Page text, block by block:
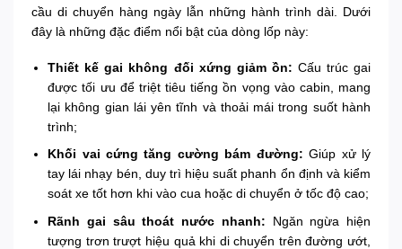
cầu di chuyển hàng ngày lẫn những hành trình dài. Dưới
đây là những đặc điểm nổi bật của dòng lốp này:
Thiết kế gai không đối xứng giảm ồn: Cấu trúc gai
được tối ưu để triệt tiêu tiếng ồn vọng vào cabin, mang
lại không gian lái yên tĩnh và thoải mái trong suốt hành
trình;
Khối vai cứng tăng cường bám đường: Giúp xử lý
tay lái nhạy bén, duy trì hiệu suất phanh ổn định và kiểm
soát xe tốt hơn khi vào cua hoặc di chuyển ở tốc độ cao;
Rãnh gai sâu thoát nước nhanh: Ngăn ngừa hiện
tượng trơn trượt hiệu quả khi di chuyển trên đường ướt,